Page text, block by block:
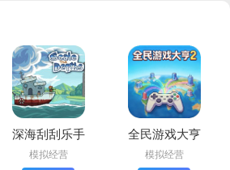
深海刮刮乐手
游下载最新版
模拟经营
全民游戏大亨
2最新版下载
模拟经营